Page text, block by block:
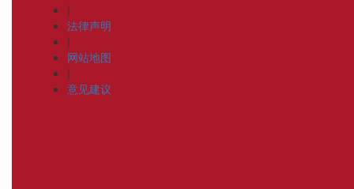
|
法律声明
|
网站地图
|
意见建议